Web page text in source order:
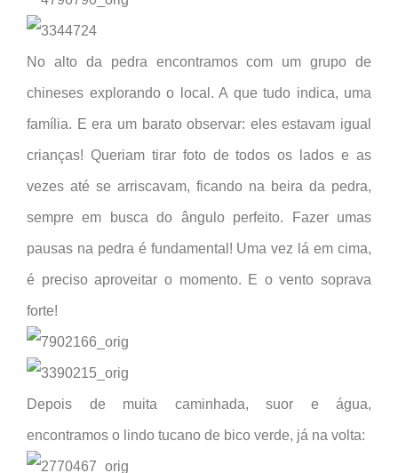
No alto da pedra encontramos com um grupo de
chineses explorando o local. A que tudo indica, uma
família. E era um barato observar: eles estavam igual
crianças! Queriam tirar foto de todos os lados e as
vezes até se arriscavam, ficando na beira da pedra,
sempre em busca do ângulo perfeito. Fazer umas
pausas na pedra é fundamental! Uma vez lá em cima,
é preciso aproveitar o momento. E o vento soprava
forte!
Depois de muita caminhada, suor e água,
encontramos o lindo tucano de bico verde, já na volta: